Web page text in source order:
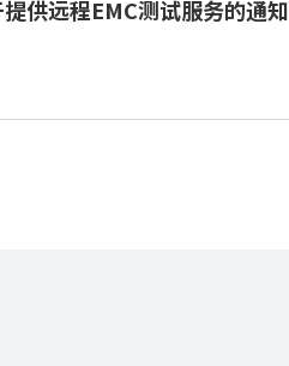
7月3日 关于提供远程EMC测试服务的通知